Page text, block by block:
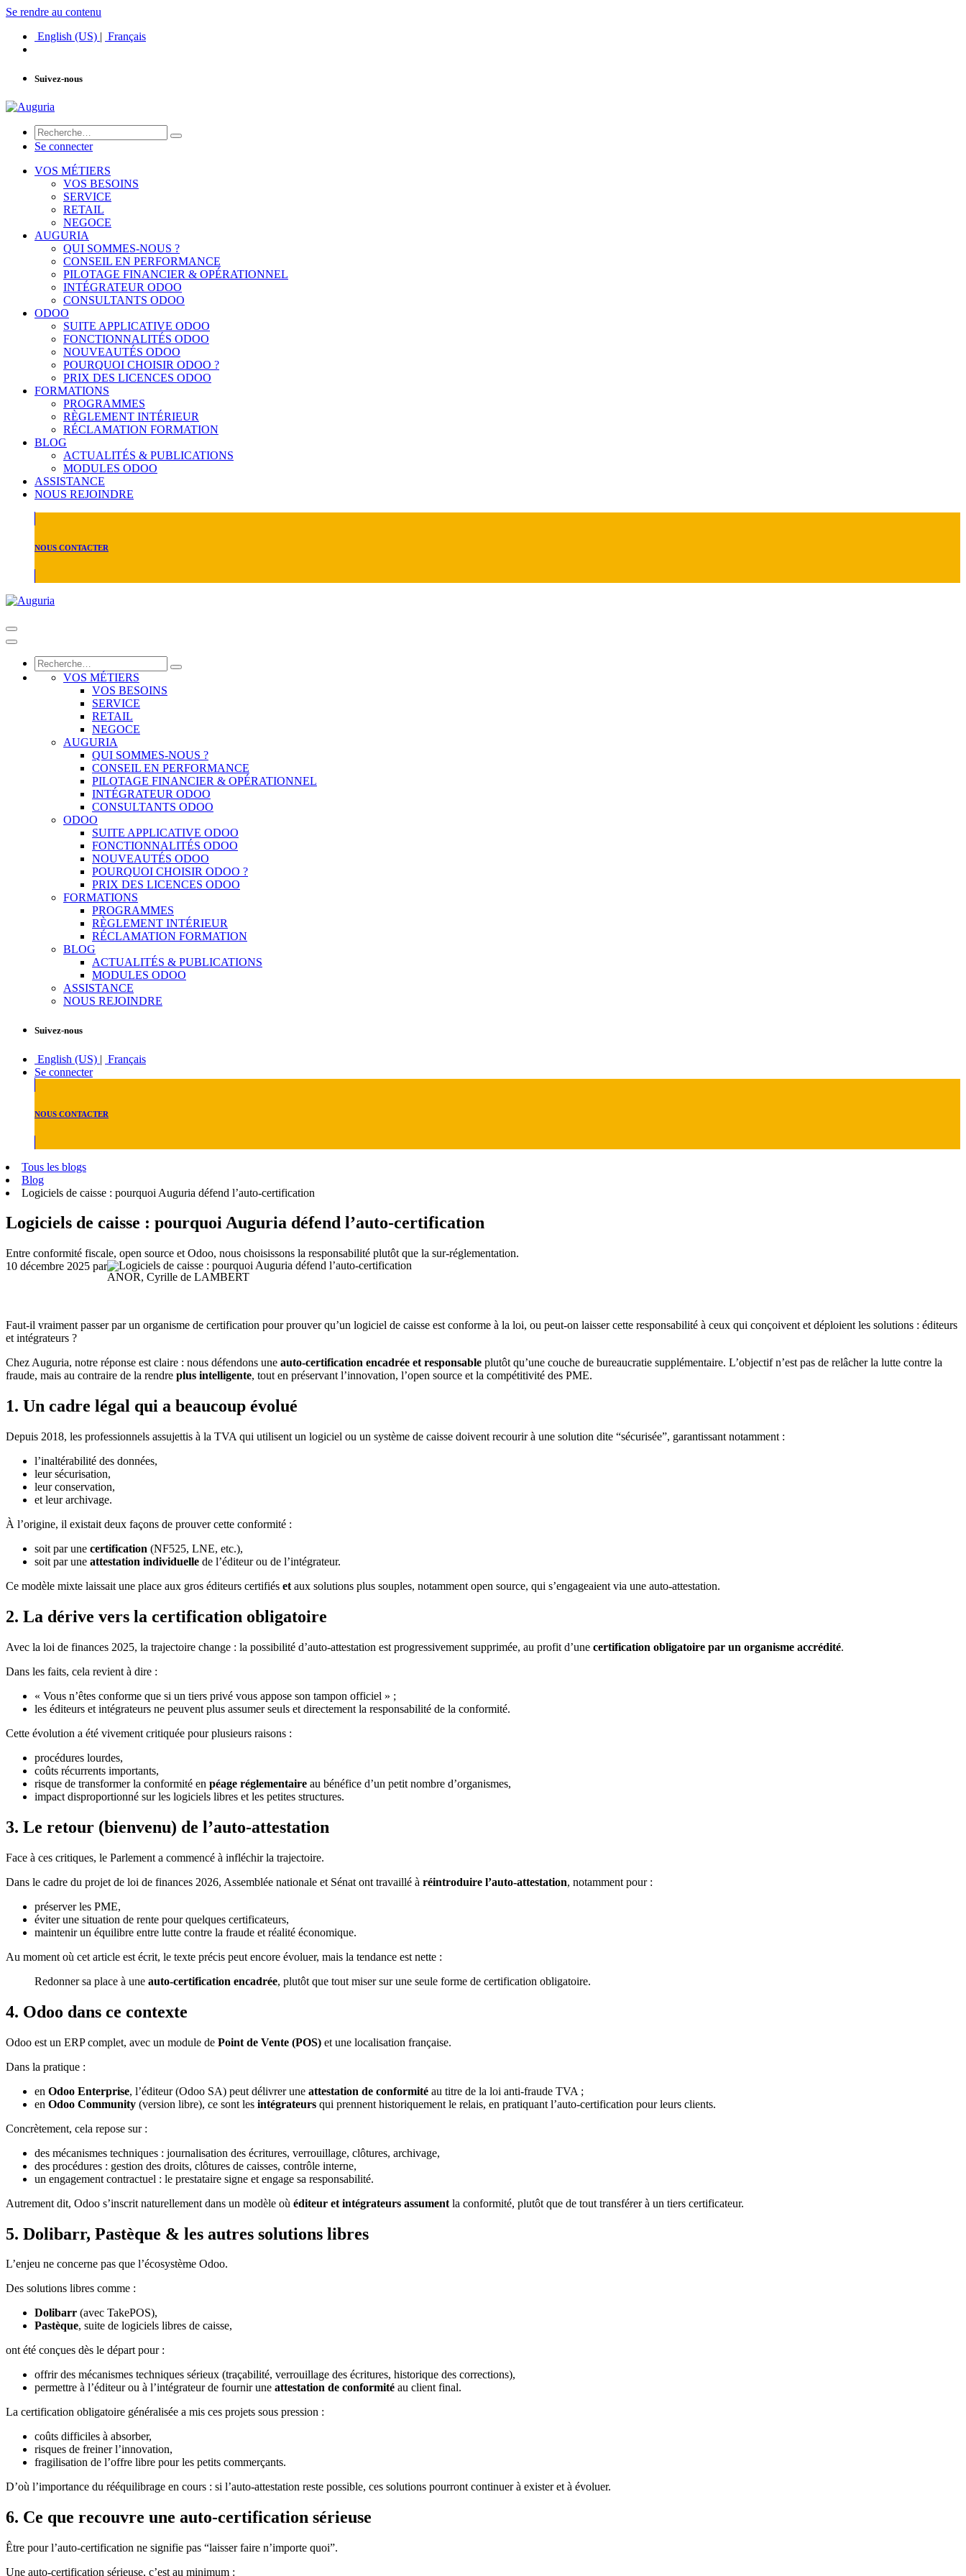
Se rendre au contenu
English (US) | Français
Suivez-nous
Se connecter
VOS MÉTIERS
VOS BESOINS
SERVICE
RETAIL
NEGOCE
AUGURIA
QUI SOMMES-NOUS ?
CONSEIL EN PERFORMANCE
PILOTAGE FINANCIER & OPÉRATIONNEL
INTÉGRATEUR ODOO
CONSULTANTS ODOO
ODOO
SUITE APPLICATIVE ODOO
FONCTIONNALITÉS ODOO
NOUVEAUTÉS ODOO
POURQUOI CHOISIR ODOO ?
PRIX DES LICENCES ODOO
FORMATIONS
PROGRAMMES
RÈGLEMENT INTÉRIEUR
RÉCLAMATION FORMATION
BLOG
ACTUALITÉS & PUBLICATIONS
MODULES ODOO
ASSISTANCE
NOUS REJOINDRE
NOUS CONTACTER
VOS MÉTIERS
VOS BESOINS
SERVICE
RETAIL
NEGOCE
AUGURIA
QUI SOMMES-NOUS ?
CONSEIL EN PERFORMANCE
PILOTAGE FINANCIER & OPÉRATIONNEL
INTÉGRATEUR ODOO
CONSULTANTS ODOO
ODOO
SUITE APPLICATIVE ODOO
FONCTIONNALITÉS ODOO
NOUVEAUTÉS ODOO
POURQUOI CHOISIR ODOO ?
PRIX DES LICENCES ODOO
FORMATIONS
PROGRAMMES
RÈGLEMENT INTÉRIEUR
RÉCLAMATION FORMATION
BLOG
ACTUALITÉS & PUBLICATIONS
MODULES ODOO
ASSISTANCE
NOUS REJOINDRE
Suivez-nous
English (US) | Français
Se connecter
NOUS CONTACTER
Tous les blogs
Blog
Logiciels de caisse : pourquoi Auguria défend l’auto-certification
Logiciels de caisse : pourquoi Auguria défend l’auto-certification
Entre conformité fiscale, open source et Odoo, nous choisissons la responsabilité plutôt que la sur-réglementation.
10 décembre 2025 par
ANOR, Cyrille de LAMBERT
Faut-il vraiment passer par un organisme de certification pour prouver qu’un logiciel de caisse est conforme à la loi, ou peut-on laisser cette responsabilité à ceux qui conçoivent et déploient les solutions : éditeurs
et intégrateurs ?
Chez Auguria, notre réponse est claire : nous défendons une auto-certification encadrée et responsable plutôt qu’une couche de bureaucratie supplémentaire. L’objectif n’est pas de relâcher la lutte contre la
fraude, mais au contraire de la rendre plus intelligente, tout en préservant l’innovation, l’open source et la compétitivité des PME.
1. Un cadre légal qui a beaucoup évolué
Depuis 2018, les professionnels assujettis à la TVA qui utilisent un logiciel ou un système de caisse doivent recourir à une solution dite “sécurisée”, garantissant notamment :
l’inaltérabilité des données,
leur sécurisation,
leur conservation,
et leur archivage.
À l’origine, il existait deux façons de prouver cette conformité :
soit par une certification (NF525, LNE, etc.),
soit par une attestation individuelle de l’éditeur ou de l’intégrateur.
Ce modèle mixte laissait une place aux gros éditeurs certifiés et aux solutions plus souples, notamment open source, qui s’engageaient via une auto-attestation.
2. La dérive vers la certification obligatoire
Avec la loi de finances 2025, la trajectoire change : la possibilité d’auto-attestation est progressivement supprimée, au profit d’une certification obligatoire par un organisme accrédité.
Dans les faits, cela revient à dire :
« Vous n’êtes conforme que si un tiers privé vous appose son tampon officiel » ;
les éditeurs et intégrateurs ne peuvent plus assumer seuls et directement la responsabilité de la conformité.
Cette évolution a été vivement critiquée pour plusieurs raisons :
procédures lourdes,
coûts récurrents importants,
risque de transformer la conformité en péage réglementaire au bénéfice d’un petit nombre d’organismes,
impact disproportionné sur les logiciels libres et les petites structures.
3. Le retour (bienvenu) de l’auto-attestation
Face à ces critiques, le Parlement a commencé à infléchir la trajectoire.
Dans le cadre du projet de loi de finances 2026, Assemblée nationale et Sénat ont travaillé à réintroduire l’auto-attestation, notamment pour :
préserver les PME,
éviter une situation de rente pour quelques certificateurs,
maintenir un équilibre entre lutte contre la fraude et réalité économique.
Au moment où cet article est écrit, le texte précis peut encore évoluer, mais la tendance est nette :
Redonner sa place à une auto-certification encadrée, plutôt que tout miser sur une seule forme de certification obligatoire.
4. Odoo dans ce contexte
Odoo est un ERP complet, avec un module de Point de Vente (POS) et une localisation française.
Dans la pratique :
en Odoo Enterprise, l’éditeur (Odoo SA) peut délivrer une attestation de conformité au titre de la loi anti-fraude TVA ;
en Odoo Community (version libre), ce sont les intégrateurs qui prennent historiquement le relais, en pratiquant l’auto-certification pour leurs clients.
Concrètement, cela repose sur :
des mécanismes techniques : journalisation des écritures, verrouillage, clôtures, archivage,
des procédures : gestion des droits, clôtures de caisses, contrôle interne,
un engagement contractuel : le prestataire signe et engage sa responsabilité.
Autrement dit, Odoo s’inscrit naturellement dans un modèle où éditeur et intégrateurs assument la conformité, plutôt que de tout transférer à un tiers certificateur.
5. Dolibarr, Pastèque & les autres solutions libres
L’enjeu ne concerne pas que l’écosystème Odoo.
Des solutions libres comme :
Dolibarr (avec TakePOS),
Pastèque, suite de logiciels libres de caisse,
ont été conçues dès le départ pour :
offrir des mécanismes techniques sérieux (traçabilité, verrouillage des écritures, historique des corrections),
permettre à l’éditeur ou à l’intégrateur de fournir une attestation de conformité au client final.
La certification obligatoire généralisée a mis ces projets sous pression :
coûts difficiles à absorber,
risques de freiner l’innovation,
fragilisation de l’offre libre pour les petits commerçants.
D’où l’importance du rééquilibrage en cours : si l’auto-attestation reste possible, ces solutions pourront continuer à exister et à évoluer.
6. Ce que recouvre une auto-certification sérieuse
Être pour l’auto-certification ne signifie pas “laisser faire n’importe quoi”.
Une auto-certification sérieuse, c’est au minimum :